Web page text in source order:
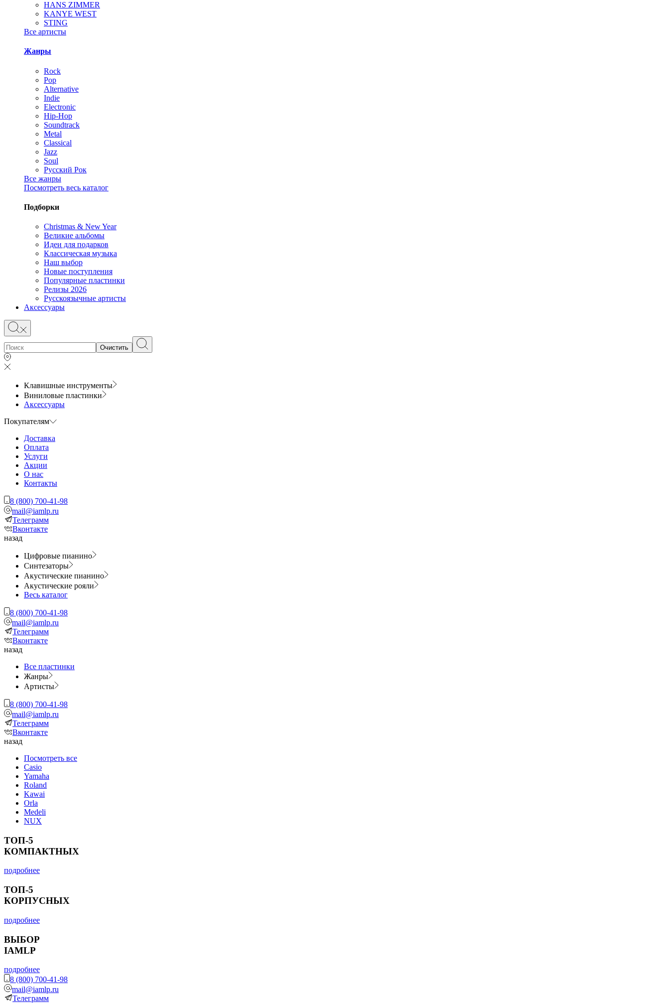
HANS ZIMMER
KANYE WEST
STING
Все артисты
Жанры
Rock
Pop
Alternative
Indie
Electronic
Hip-Hop
Soundtrack
Metal
Classical
Jazz
Soul
Русский Рок
Все жанры
Посмотреть весь каталог
Подборки
Christmas & New Year
Великие альбомы
Идеи для подарков
Классическая музыка
Наш выбор
Новые поступления
Популярные пластинки
Релизы 2026
Русскоязычные артисты
Аксессуары
Очистить
Клавишные инструменты
Виниловые пластинки
Аксессуары
Покупателям
Доставка
Оплата
Услуги
Акции
О нас
Контакты
8 (800) 700-41-98
mail@iamlp.ru
Телеграмм
Вконтакте
назад
Цифровые пианино
Синтезаторы
Акустические пианино
Акустические рояли
Весь каталог
8 (800) 700-41-98
mail@iamlp.ru
Телеграмм
Вконтакте
назад
Все пластинки
Жанры
Артисты
8 (800) 700-41-98
mail@iamlp.ru
Телеграмм
Вконтакте
назад
Посмотреть все
Casio
Yamaha
Roland
Kawai
Orla
Medeli
NUX
ТОП-5
КОМПАКТНЫХ
подробнее
ТОП-5
КОРПУСНЫХ
подробнее
ВЫБОР
IAMLP
подробнее
8 (800) 700-41-98
mail@iamlp.ru
Телеграмм